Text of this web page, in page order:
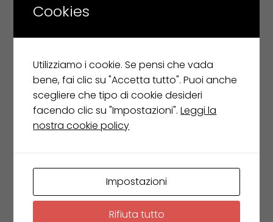
PAOLA LENTI tappeto ZOE
€ 2.722,00
€ 1.633,00
Leggi tutto
Cookies
Utilizziamo i cookie. Se pensi che vada
bene, fai clic su "Accetta tutto". Puoi anche
scegliere che tipo di cookie desideri
facendo clic su "Impostazioni".Leggi la
nostra cookie policy
Impostazioni
Rifiuta tutto